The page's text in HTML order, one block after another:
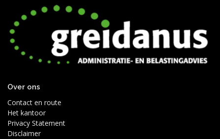
Over ons
Contact en route
Het kantoor
Privacy Statement
Disclaimer